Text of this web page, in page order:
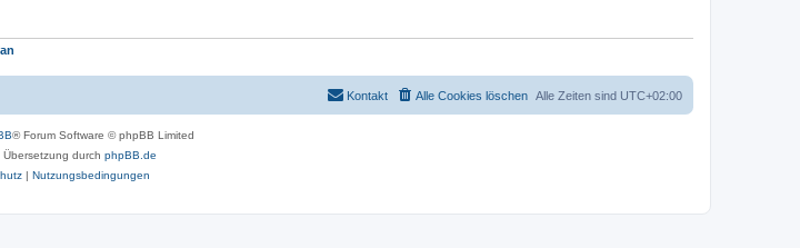
Alle Zeiten sind UTC+02:00
Alle Cookies löschen
Kontakt
® Forum Software © phpBB Limited
Übersetzung durch phpBB.de
| Nutzungsbedingungen